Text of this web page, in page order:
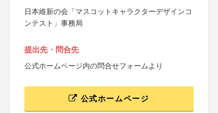
日本維新の会「マスコットキャラクターデザインコ
ンテスト」事務局
提出先・問合先
公式ホームページ内の問合せフォームより
公式ホームページ